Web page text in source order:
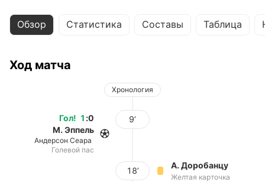
Обзор Статистика Составы Таблица
Ход матча
Хронология
Гол! 1 :0
М. Эппель
Андерсон Сеара
Голевой пас
9’
18’
А. Доробанцу
Желтая карточка